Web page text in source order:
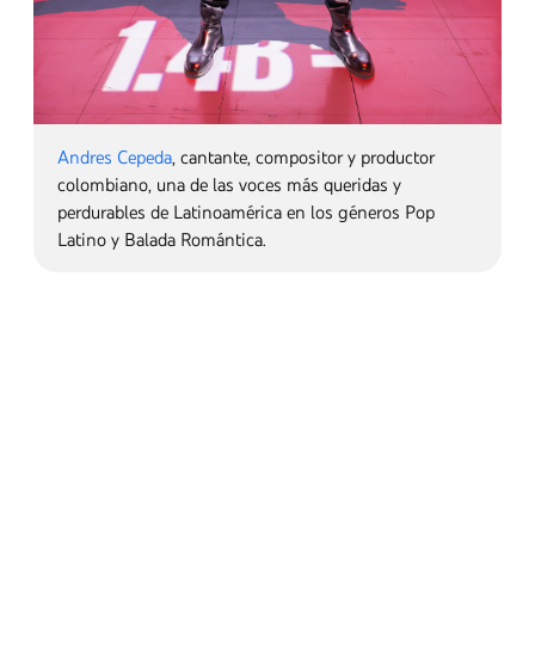
Yeri Mua
, la pionera en las listas de éxitos del
"Reggaeton Mexa" derrochaba estilo. Ella es una clara
representante de esta nueva ola de artistas que
aprovechan el dominio de las redes sociales para
redefinir la música latina.